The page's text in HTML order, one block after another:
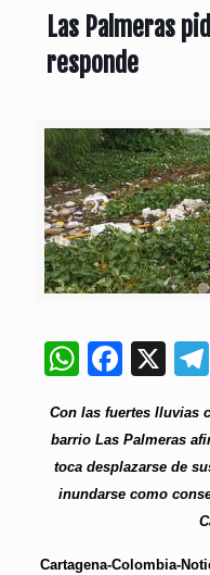
Las Palmeras
responde
X
Con las fuertes lluvias
barrio Las Palmeras
toca desplazarse de
inundarse como
Cartagena-Colombia-